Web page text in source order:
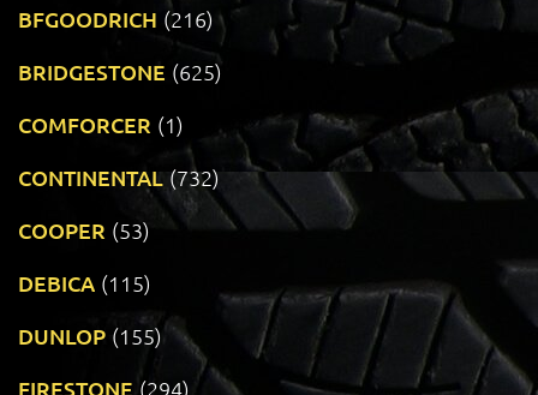
BFGOODRICH (216)
BRIDGESTONE (625)
COMFORCER (1)
CONTINENTAL (732)
COOPER (53)
DEBICA (115)
DUNLOP (155)
FIRESTONE (294)